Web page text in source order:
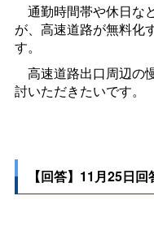
通勤時間帯や休日な
が、高速道路が無料化
す。
高速道路出口周辺の
討いただきたいです。
【回答】11月25日回